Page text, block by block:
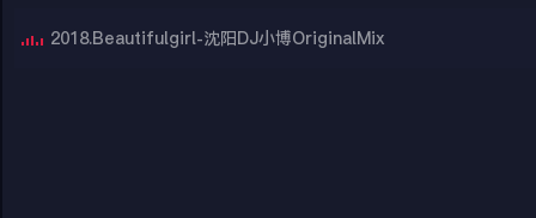
2018.Beautifulgirl-沈阳DJ小博OriginalMix